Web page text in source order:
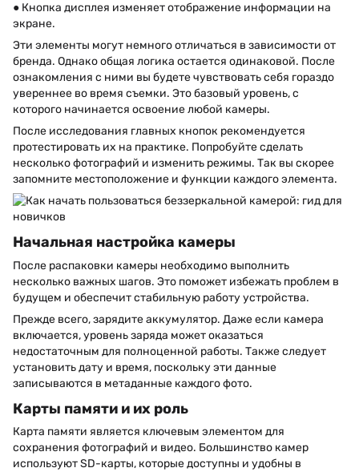
● Кнопка дисплея изменяет отображение информации на
экране.
Эти элементы могут немного отличаться в зависимости от
бренда. Однако общая логика остается одинаковой. После
ознакомления с ними вы будете чувствовать себя гораздо
увереннее во время съемки. Это базовый уровень, с
которого начинается освоение любой камеры.
После исследования главных кнопок рекомендуется
протестировать их на практике. Попробуйте сделать
несколько фотографий и изменить режимы. Так вы скорее
запомните местоположение и функции каждого элемента.
Начальная настройка камеры
После распаковки камеры необходимо выполнить
несколько важных шагов. Это поможет избежать проблем в
будущем и обеспечит стабильную работу устройства.
Прежде всего, зарядите аккумулятор. Даже если камера
включается, уровень заряда может оказаться
недостаточным для полноценной работы. Также следует
установить дату и время, поскольку эти данные
записываются в метаданные каждого фото.
Карты памяти и их роль
Карта памяти является ключевым элементом для
сохранения фотографий и видео. Большинство камер
используют SD-карты, которые доступны и удобны в